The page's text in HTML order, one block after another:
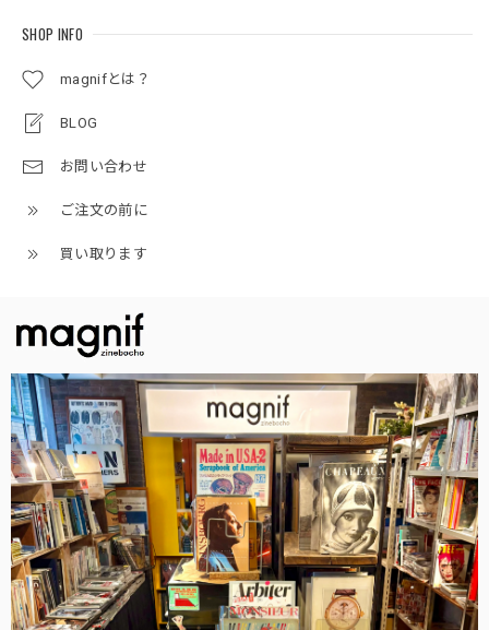
SHOP INFO
magnifとは？
BLOG
お問い合わせ
ご注文の前に
買い取ります